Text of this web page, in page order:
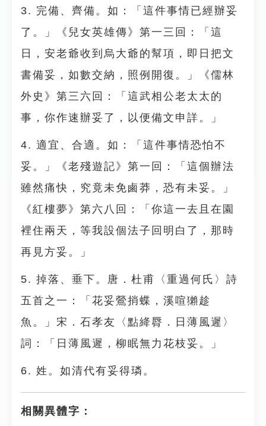
3. 完備、齊備。如：「這件事情已經辦妥
了。」《兒女英雄傳》第一三回：「這
日，安老爺收到烏大爺的幫項，即日把文
書備妥，如數交納，照例開復。」《儒林
外史》第三六回：「這武相公老太太的
事，你作速辦妥了，以便備文申詳。」
4. 適宜、合適。如：「這件事情恐怕不
妥。」《老殘遊記》第一回：「這個辦法
雖然痛快，究竟未免鹵莽，恐有未妥。」
《紅樓夢》第六八回：「你這一去且在園
裡住兩天，等我設個法子回明白了，那時
再見方妥。」
5. 掉落、垂下。唐．杜甫〈重過何氏〉詩
五首之一：「花妥鶯捎蝶，溪喧獺趁
魚。」宋．石孝友〈點絳脣．日薄風遲〉
詞：「日薄風遲，柳眠無力花枝妥。」
6. 姓。如清代有妥得璘。
相關異體字：